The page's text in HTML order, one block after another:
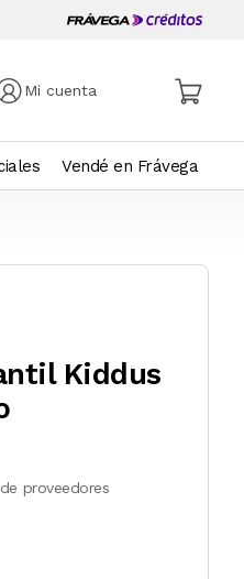
Mi cuenta
Vendé en Frávega
Kiddus
proveedores